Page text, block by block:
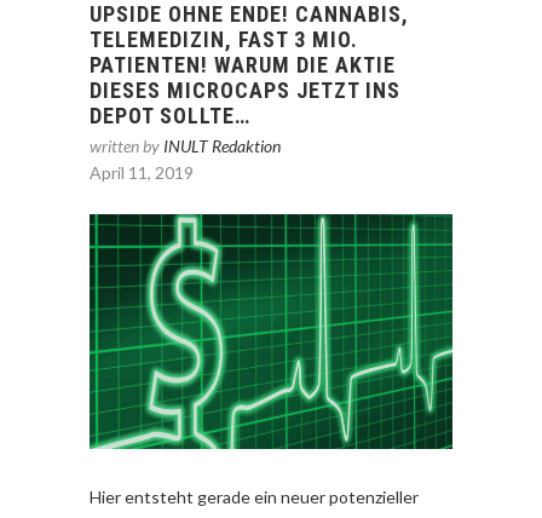
UPSIDE OHNE ENDE! CANNABIS,
TELEMEDIZIN, FAST 3 MIO.
PATIENTEN! WARUM DIE AKTIE
DIESES MICROCAPS JETZT INS
DEPOT SOLLTE…
written by INULT Redaktion
April 11, 2019
Hier entsteht gerade ein neuer potenzieller